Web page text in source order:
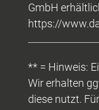
GmbH
https://
** = Hinweis:
Wir erhalten
diese nutzt.